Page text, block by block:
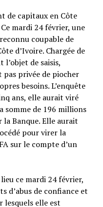
de capitaux en Côte
mardi 24 février, une
coupable de
d’Ivoire. Chargée de
de saisis,
pas privée de piocher
besoins. L’enquête
ans, elle aurait viré
somme de 196 millions
la Banque. Elle aurait
pour virer la
sur le compte d’un
ce mardi 24 février,
d’abus de confiance et
lesquels elle est